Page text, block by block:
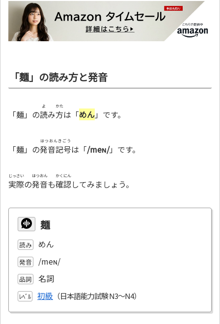
「麺」の読み方と発音
「麺」の読
よ
み方
かた
は「めん」です。
「麺」の発音記号
はつおんきごう
は「/meɴ/」です。
実際
じっさい
の発音
はつおん
も確認
かくにん
してみましょう。
麺
読み めん
発音 /meɴ/
品詞 名詞
ﾚﾍﾞﾙ 初級